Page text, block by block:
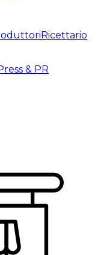
Ricettario
& PR